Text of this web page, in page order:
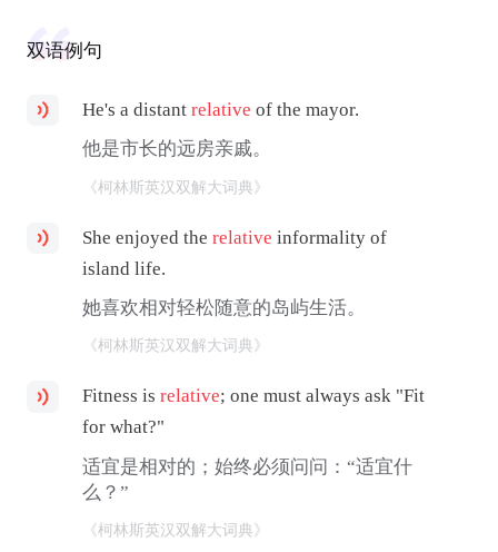
双语例句
He's a distantrelative of the mayor.
他是市长的远房亲戚。
《柯林斯英汉双解大词典》
She enjoyed therelative informality of
island life.
她喜欢相对轻松随意的岛屿生活。
《柯林斯英汉双解大词典》
Fitness isrelative; one must always ask "Fit
for what?"
适宜是相对的；始终必须问问：“适宜什
么？”
《柯林斯英汉双解大词典》